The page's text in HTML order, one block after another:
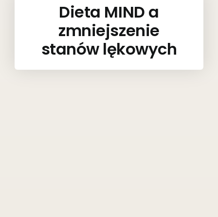
Dieta MIND a
zmniejszenie
stanów lękowych